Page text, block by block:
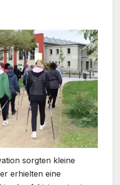
sorgten kleine
erhielten eine